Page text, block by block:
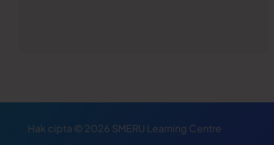
Hak cipta © 2026 SMERU Learning Centre